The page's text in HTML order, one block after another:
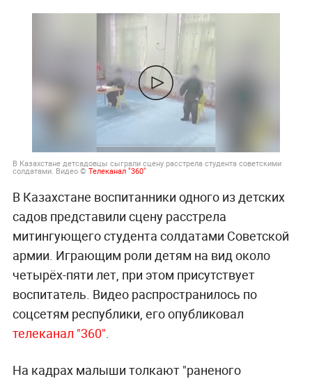
В Казахстане детсадовцы сыграли сцену расстрела студента советскими
солдатами. Видео ©Телеканал "360"
В Казахстане воспитанники одного из детских
садов представили сцену расстрела
митингующего студента солдатами Советской
армии. Играющим роли детям на вид около
четырёх-пяти лет, при этом присутствует
воспитатель. Видео распространилось по
соцсетям республики, его опубликовал
телеканал "360"
На кадрах малыши толкают "раненого